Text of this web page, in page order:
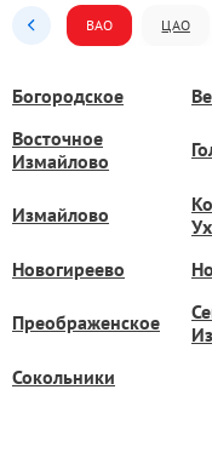
ВАО ЦАО
Богородское
Восточное
Измайлово
Измайлово
Новогиреево
Преображенское
Сокольники